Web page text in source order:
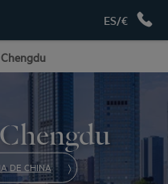
ES/€
DE CHINA